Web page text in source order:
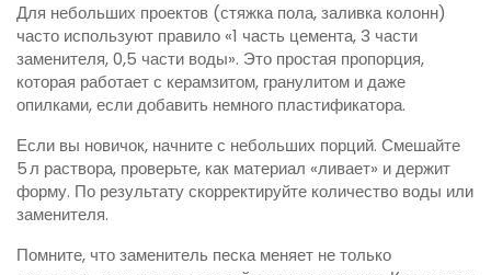
Для небольших проектов (стяжка пола, заливка колонн)
часто используют правило «1 часть цемента, 3 части
заменителя, 0,5 части воды». Это простая пропорция,
которая работает с керамзитом, гранулитом и даже
опилками, если добавить немного пластификатора.
Если вы новичок, начните с небольших порций. Смешайте
5 л раствора, проверьте, как материал «ливает» и держит
форму. По результату скорректируйте количество воды или
заменителя.
Помните, что заменитель песка меняет не только